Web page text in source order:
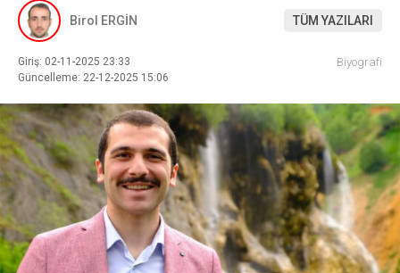
Birol ERGİN TÜM YAZILARI
Giriş: 02-11-2025 23:33
Güncelleme: 22-12-2025 15:06
Biyografi